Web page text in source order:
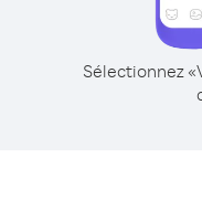
Sélectionnez